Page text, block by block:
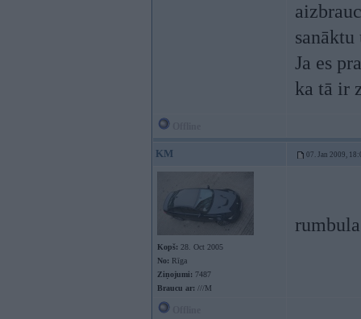
Ja es
ka tā ir
KM 07. Jan 2009,
Kopš: 28. Oct 2005
No: Rīga
Ziņojumi: 7487
Braucu ar: ///M